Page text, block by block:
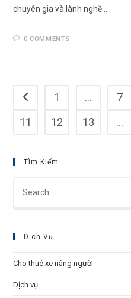
chuyên gia và lành nghề.…
0 COMMENTS
Go to the previous page
1 … 7
11
12 13 …
Tìm Kiếm
Dịch Vụ
Cho thuê xe nâng người
Dịch vụ